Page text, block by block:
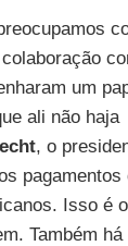
um
ali não haja
, o
pagamentos
Isso é
Também há